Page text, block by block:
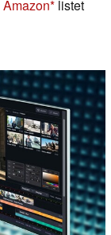
Amazon listet